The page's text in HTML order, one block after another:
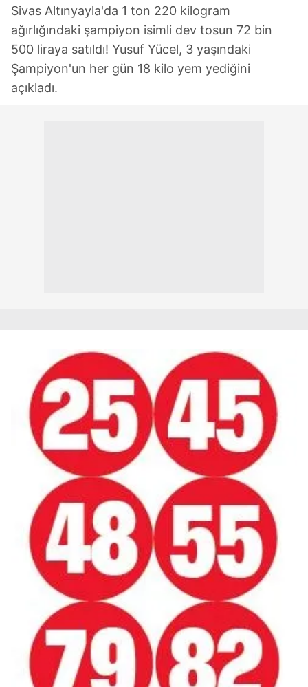
Sivas Altınyayla'da 1 ton 220 kilogram
ağırlığındaki şampiyon isimli dev tosun 72 bin
500 liraya satıldı! Yusuf Yücel, 3 yaşındaki
Şampiyon'un her gün 18 kilo yem yediğini
açıkladı.